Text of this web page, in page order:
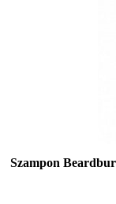
Szampon